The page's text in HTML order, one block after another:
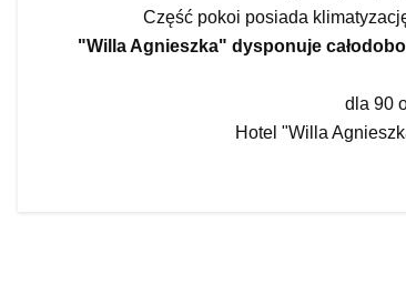
Część pokoi posiada
"Willa Agnieszka" dysponuje
dla 90
Hotel "Willa
W pobliżu hotelu znajduje się